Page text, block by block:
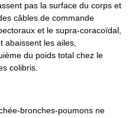
pas la surface du corps et
câbles de commande
et le supra-coracoïdal,
abaissent les ailes,
du poids total chez le
colibris.
bronches-poumons ne